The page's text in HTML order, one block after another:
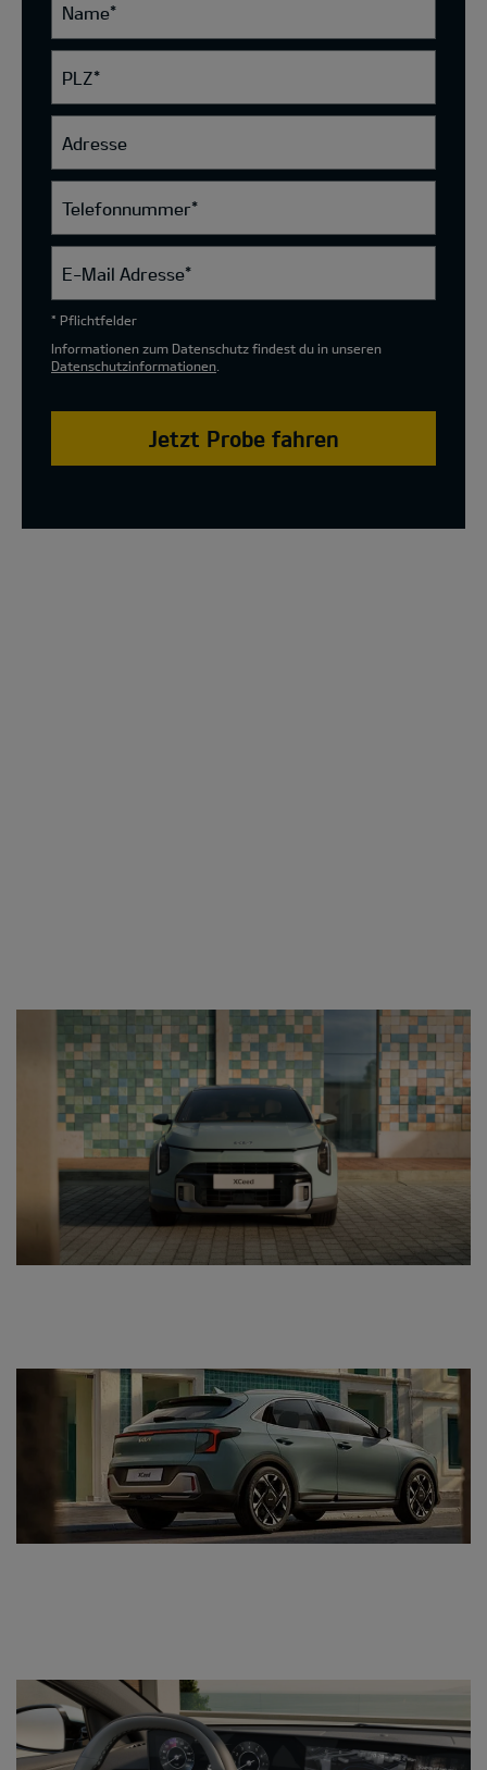
Name*
PLZ*
Adresse
Telefonnummer*
E-Mail Adresse*
* Pflichtfelder
Informationen zum Datenschutz findest du in unseren
Datenschutzinformationen
Jetzt Probe fahren